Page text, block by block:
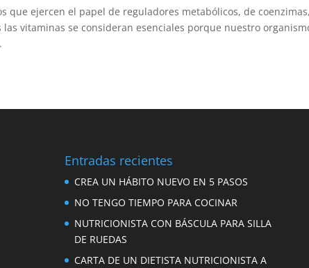
que ejercen el papel de reguladores metabólicos, de coenzimas,
vitaminas se consideran esenciales porque nuestro
Entradas recientes
CREA UN HÁBITO NUEVO EN 5 PASOS
NO TENGO TIEMPO PARA COCINAR
NUTRICIONISTA CON BÁSCULA PARA SILLA
DE RUEDAS
CARTA DE UN DIETISTA NUTRICIONISTA A